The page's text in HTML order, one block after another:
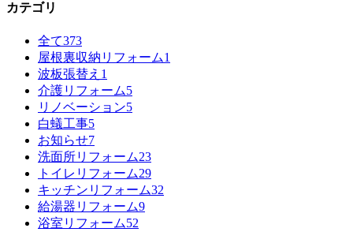
カテゴリ
全て373
屋根裏収納リフォーム1
波板張替え 1
介護リフォーム5
リノベーション5
白蟻工事5
お知らせ7
洗面所リフォーム23
トイレリフォーム29
キッチンリフォーム32
給湯器リフォーム9
浴室リフォーム52